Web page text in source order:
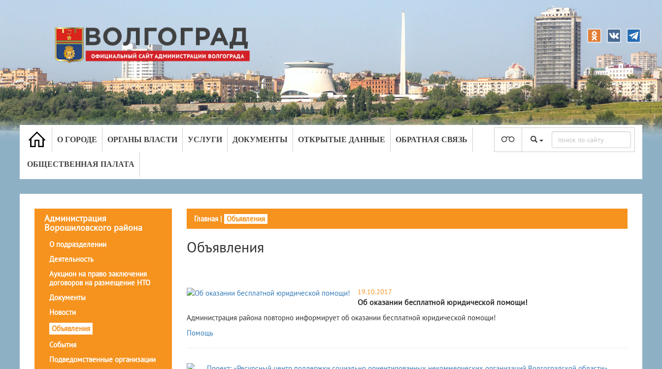
О ГОРОДЕ ОРГАНЫ ВЛАСТИ УСЛУГИ ДОКУМЕНТЫ ОТКРЫТЫЕ ДАННЫЕ ОБРАТНАЯ СВЯЗЬ
ОБЩЕСТВЕННАЯ ПАЛАТА
Администрация
Ворошиловского района
О подразделении
Деятельность
Аукцион на право заключения
договоров на размещение НТО
Документы
Новости
Объявления
События
Подведомственные организации
Главная| Объявления
Объявления
19.10.2017
Об оказании бесплатной юридической помощи!
Администрация района повторно информирует об оказании бесплатной юридической помощи!
Помощь